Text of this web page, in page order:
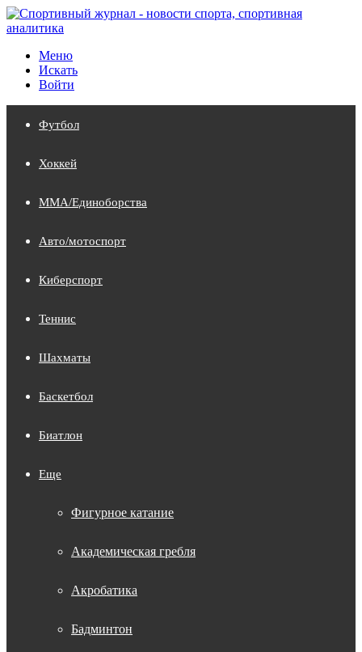
Меню
Искать
Войти
Футбол
Хоккей
MMA/Единоборства
Авто/мотоспорт
Киберспорт
Теннис
Шахматы
Баскетбол
Биатлон
Еще
Фигурное катание
Академическая гребля
Акробатика
Бадминтон